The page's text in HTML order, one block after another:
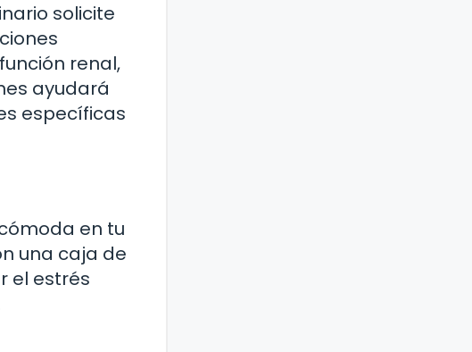
solicite
renal,
ayudará
específicas
en tu
una caja de
el estrés